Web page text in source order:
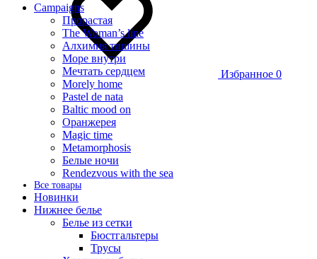
Избранное 0
Campaigns
Прорастая
The Woman’s line
Алхимия тишины
Море внутри
Мечтать сердцем
Morely home
Pastel de nata
Baltic mood on
Оранжерея
Magic time
Metamorphosis
Белые ночи
Rendezvous with the sea
Все товары
Новинки
Нижнее белье
Белье из сетки
Бюстгальтеры
Трусы